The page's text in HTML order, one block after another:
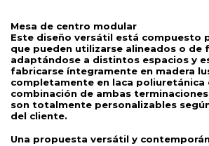
Mesa de centro modular
Este diseño versátil está compuesto
que pueden utilizarse alineados o de
adaptándose a distintos espacios y
fabricarse íntegramente en madera
completamente en laca poliuretánica
combinación de ambas
son totalmente personalizables
del cliente.
Una propuesta versátil y